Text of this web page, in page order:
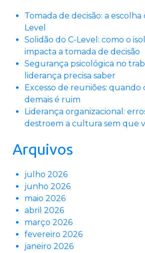
Tomada de decisão: a escolha
Level
Solidão do C-Level: como o
impacta a tomada de decisão
Segurança psicológica no
liderança precisa saber
Excesso de reuniões: quando
demais é ruim
Liderança organizacional:
destroem a cultura sem que
Arquivos
julho 2026
junho 2026
maio 2026
abril 2026
março 2026
fevereiro 2026
janeiro 2026